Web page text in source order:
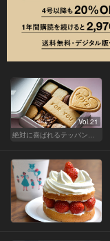
Vol.21
絶対に喜ばれるテッパン手土産